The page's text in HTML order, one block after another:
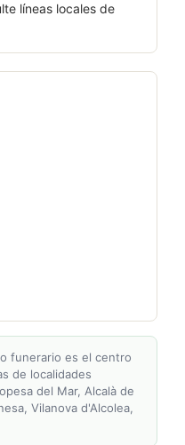
líneas locales de
funerario es el centro
de localidades
del Mar, Alcalà de
Vilanova d'Alcolea,